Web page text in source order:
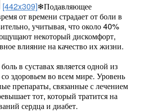
[442x309]❄Подавляющее
от времени страдает от боли в
учитывая, что около 40%
некоторый дискомфорт,
влияние на качество их жизни.
в суставах является одной из
здоровьем во всем мире. Уровень
препараты, связанные с лечением
тот, который тратится на
сердца и диабет.